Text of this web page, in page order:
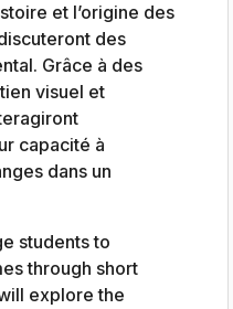
et l’origine des
des
Grâce à des
visuel et
capacité à
dans un
students to
through short
explore the